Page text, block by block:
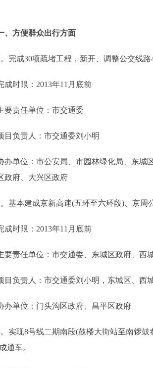
12345网上接诉即办
参与调查
北京概况
ESPAÑOL
ITALIANO
方便群众出行方面
成30项疏堵工程，新开、调整公交线路
时限：2013年11月底前
责任单位：市交通委
负责人：市交通委刘小明
位：市公安局、市园林绿化局、东城区
政府、大兴区政府
本建成京新高速(五环至六环段)、京周
时限：2013年11月底前
任单位：市交通委、东城区政府、西
责人：市交通委刘小明，东城区、西
单位：门头沟区政府、昌平区政府
现8号线二期南段(鼓楼大街站至南锣鼓
通车。